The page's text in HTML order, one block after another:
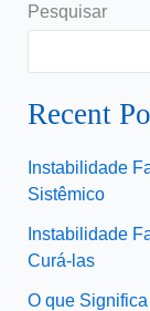
Pesquisar
Recent
Instabilidade
Sistêmico
Instabilidade
Curá-las
O que